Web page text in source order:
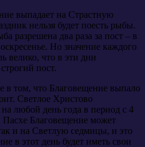
выпадает на Страстную
нельзя будет поесть рыбы.
разрешена два раза за пост – в
Но значение каждого
велико, что в эти дни
пост.
в том, что Благовещение выпало
Светлое Христово
любой день года в период с 4
Благовещение может
и на Светлую седмицы, и это
в этот день будет иметь свои